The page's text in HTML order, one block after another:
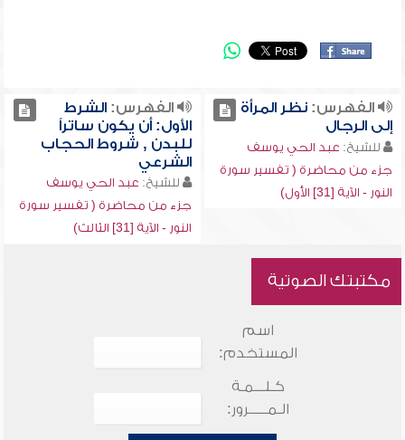
الفهرس:نظر المرأة
إلى الرجال
للشيخ: عبد الحي يوسف
جزء من محاضرة ( تفسير سورة
النور - الآية [31] الأول)
الفهرس:الشرط
الأول: أن يكون ساتراً
للبدن , شروط الحجاب
الشرعي
للشيخ: عبد الحي يوسف
جزء من محاضرة ( تفسير سورة
النور - الآية [31] الثالث)
مكتبتك الصوتية
اسم
المستخدم:
كـلـــمـة
الـمـــــرور: